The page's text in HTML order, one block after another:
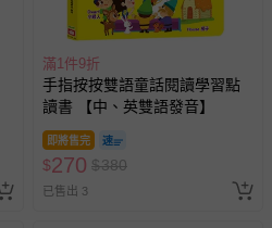
滿1件9折
手指按按雙語童話閱讀學習點
讀書 【中、英雙語發音】
即將售完
$270 $380
已售出 3